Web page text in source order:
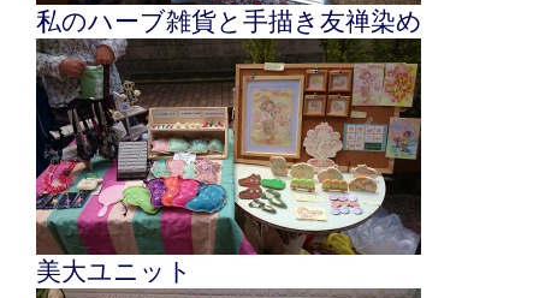
私のハーブ雑貨と手描き友禅染め
美大ユニット